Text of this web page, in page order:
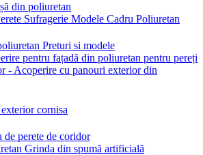
din poliuretan
Sufragerie Modele Cadru Poliuretan
Preturi si modele
pentru fațadă din poliuretan pentru pereți
- Acoperire cu panouri exterior din
cornisa
de perete de coridor
Grinda din spumă artificială